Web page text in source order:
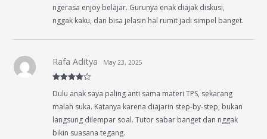
ngerasa enjoy belajar. Gurunya enak diajak diskusi,
nggak kaku, dan bisa jelasin hal rumit jadi simpel banget.
out of 5
Rafa Aditya May 23, 2025
Dulu anak saya paling anti sama materi TPS, sekarang
malah suka. Katanya karena diajarin step-by-step, bukan
langsung dilempar soal. Tutor sabar banget dan nggak
bikin suasana tegang.